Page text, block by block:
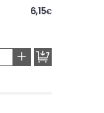
6,15€
+